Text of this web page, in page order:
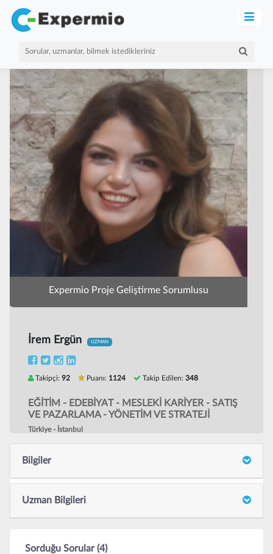
Expermio Proje Geliştirme Sorumlusu
İrem Ergün UZMAN
Takipçi: 92 Puanı: 1124 Takip Edilen: 348
EĞİTİM - EDEBİYAT - MESLEKİ KARİYER - SATIŞ
VE PAZARLAMA - YÖNETİM VE STRATEJİ
Türkiye - İstanbul
Bilgiler
Uzman Bilgileri
Sorduğu Sorular (4)